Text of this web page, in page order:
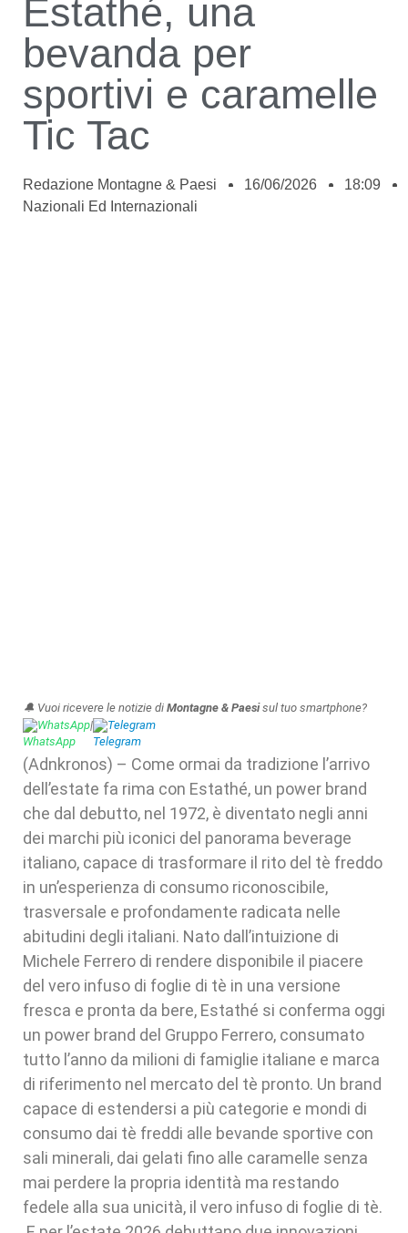
Estathé, una
bevanda per
sportivi e caramelle
Tic Tac
Redazione Montagne & Paesi 16/06/2026
18:09
Nazionali Ed Internazionali
🔔 Vuoi ricevere le notizie di Montagne & Paesisul tuo smartphone?
WhatsApp| Telegram
(Adnkronos) – Come ormai da tradizione l’arrivo
dell’estate fa rima con Estathé, un power brand
che dal debutto, nel 1972, è diventato negli anni
dei marchi più iconici del panorama beverage
italiano, capace di trasformare il rito del tè freddo
in un’esperienza di consumo riconoscibile,
trasversale e profondamente radicata nelle
abitudini degli italiani. Nato dall’intuizione di
Michele Ferrero di rendere disponibile il piacere
del vero infuso di foglie di tè in una versione
fresca e pronta da bere, Estathé si conferma oggi
un power brand del Gruppo Ferrero, consumato
tutto l’anno da milioni di famiglie italiane e marca
di riferimento nel mercato del tè pronto. Un brand
capace di estendersi a più categorie e mondi di
consumo dai tè freddi alle bevande sportive con
sali minerali, dai gelati fino alle caramelle senza
mai perdere la propria identità ma restando
fedele alla sua unicità, il vero infuso di foglie di tè.